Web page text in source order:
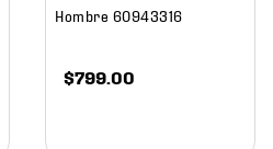
Hombre 60943316
$799.00